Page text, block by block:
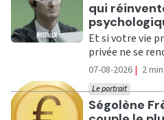
qui
Et si votre vie
privée ne se
07-08-2026 | 2
Ecouter
Ségolène
Le portrait